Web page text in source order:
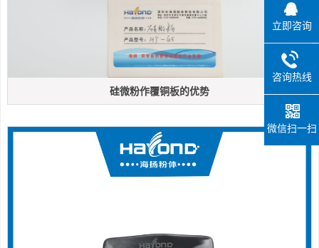
硅微粉作覆铜板的优势
立即咨询
咨询热线
微信扫一扫